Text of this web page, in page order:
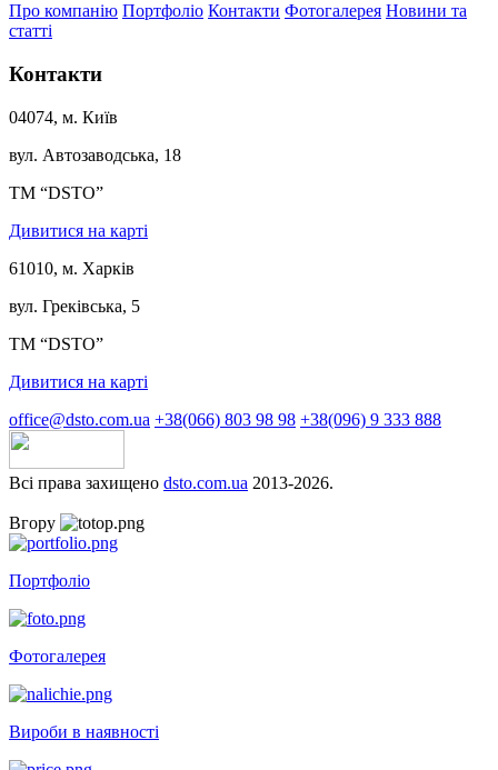
Про компанію Портфоліо Контакти Фотогалерея Новини та
статті
Контакти
04074, м. Київ
вул. Автозаводська, 18
ТМ “DSTO”
Дивитися на карті
61010, м. Харків
вул. Греківська, 5
ТМ “DSTO”
Дивитися на карті
office@dsto.com.ua +38(066) 803 98 98 +38(096) 9 333 888
Всі права захищено dsto.com.ua 2013-2026.
Вгору
Портфоліо
Фотогалерея
Вироби в наявності